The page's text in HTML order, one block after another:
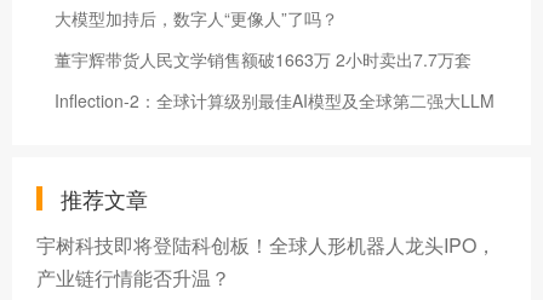
大模型加持后，数字人“更像人”了吗？
董宇辉带货人民文学销售额破1663万 2小时卖出7.7万套
Inflection-2：全球计算级别最佳AI模型及全球第二强大LLM
推荐文章
宇树科技即将登陆科创板！全球人形机器人龙头IPO，
产业链行情能否升温？